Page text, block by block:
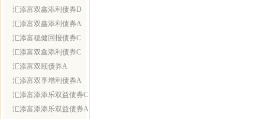
汇添富双鑫添利债券D
汇添富双鑫添利债券A
汇添富稳健回报债券C
汇添富双鑫添利债券C
汇添富双颐债券A
汇添富双享增利债券A
汇添富添添乐双益债券C
汇添富添添乐双益债券A